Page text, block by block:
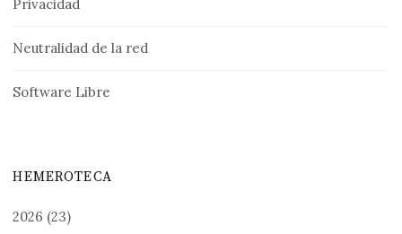
Privacidad
Neutralidad de la red
Software Libre
HEMEROTECA
2026 (23)